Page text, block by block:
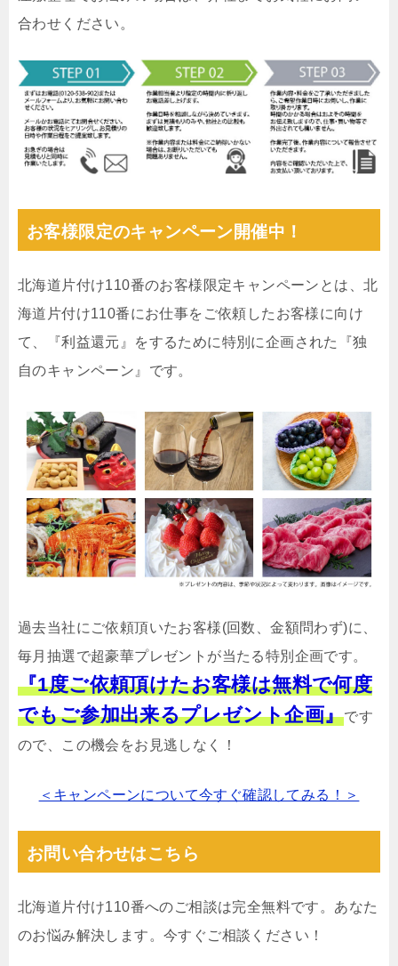
合わせください。
お客様限定のキャンペーン開催中！
北海道片付け110番のお客様限定キャンペーンとは、北
海道片付け110番にお仕事をご依頼したお客様に向け
て、『利益還元』をするために特別に企画された『独
自のキャンペーン』です。
過去当社にご依頼頂いたお客様(回数、金額問わず)に、
毎月抽選で超豪華プレゼントが当たる特別企画です。
『1度ご依頼頂けたお客様は無料で何度
でもご参加出来るプレゼント企画』です
ので、この機会をお見逃しなく！
＜キャンペーンについて今すぐ確認してみる！＞
お問い合わせはこちら
北海道片付け110番へのご相談は完全無料です。あなた
のお悩み解決します。今すぐご相談ください！